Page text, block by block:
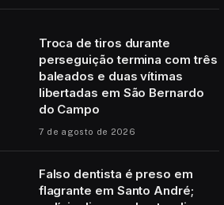
Troca de tiros durante
perseguição termina com três
baleados e duas vítimas
libertadas em São Bernardo
do Campo
7 de agosto de 2026
Falso dentista é preso em
flagrante em Santo André;